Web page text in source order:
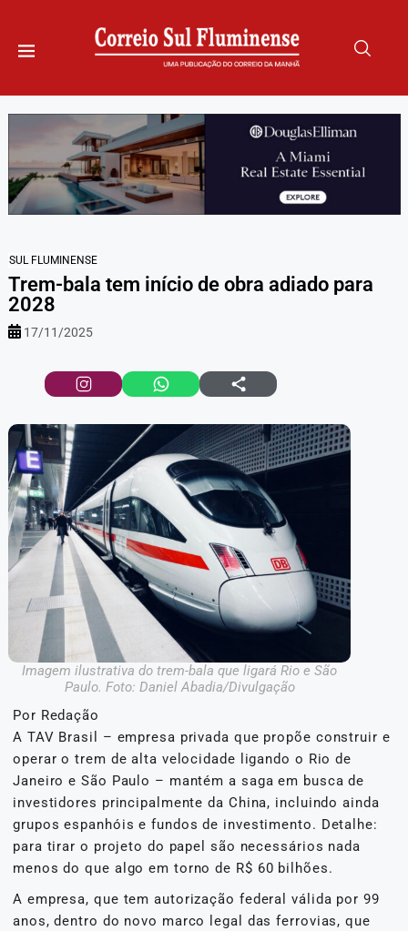
SUL FLUMINENSE
Trem-bala tem início de obra adiado para
2028
17/11/2025
Imagem ilustrativa do trem-bala que ligará Rio e São
Paulo. Foto: Daniel Abadia/Divulgação
Por Redação
A TAV Brasil – empresa privada que propõe construir e
operar o trem de alta velocidade ligando o Rio de
Janeiro e São Paulo – mantém a saga em busca de
investidores principalmente da China, incluindo ainda
grupos espanhóis e fundos de investimento. Detalhe:
para tirar o projeto do papel são necessários nada
menos do que algo em torno de R$ 60 bilhões.
A empresa, que tem autorização federal válida por 99
anos, dentro do novo marco legal das ferrovias, que